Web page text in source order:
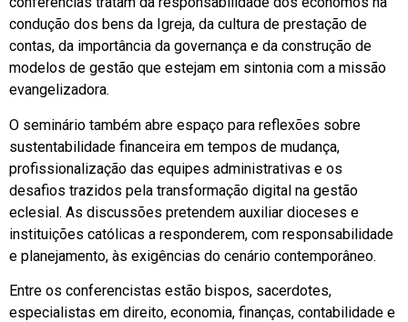
condução dos bens da Igreja, da cultura de prestação de
contas, da importância da governança e da construção de
modelos de gestão que estejam em sintonia com a missão
evangelizadora.
O seminário também abre espaço para reflexões sobre
sustentabilidade financeira em tempos de mudança,
profissionalização das equipes administrativas e os
desafios trazidos pela transformação digital na gestão
eclesial. As discussões pretendem auxiliar dioceses e
instituições católicas a responderem, com responsabilidade
e planejamento, às exigências do cenário contemporâneo.
Entre os conferencistas estão bispos, sacerdotes,
especialistas em direito, economia, finanças, contabilidade e